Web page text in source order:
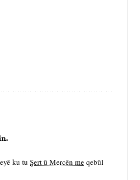
ku tu Şert û Mercên me qebûl